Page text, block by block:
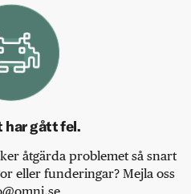
har gått fel.
åtgärda problemet så snart
eller funderingar? Mejla oss